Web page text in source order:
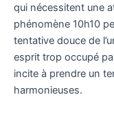
qui nécessitent une
phénomène 10h10
tentative douce de
esprit trop occupé
incite à prendre un
harmonieuses.